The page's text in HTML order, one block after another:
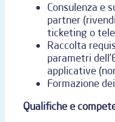
Consulenza e
partner
ticketing o
Raccolta
parametri
applicative
Formazione
Qualifiche e